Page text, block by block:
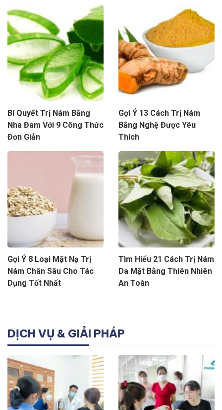
Bí Quyết Trị Nám Bằng
Nha Đam Với 9 Công Thức
Đơn Giản
Gợi Ý 13 Cách Trị Nám
Bằng Nghệ Được Yêu
Thích
Gợi Ý 8 Loại Mặt Nạ Trị
Nám Chân Sâu Cho Tác
Dụng Tốt Nhất
Tìm Hiểu 21 Cách Trị Nám
Da Mặt Bằng Thiên Nhiên
An Toàn
DỊCH VỤ & GIẢI PHÁP